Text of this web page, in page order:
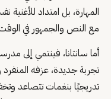
المهارة، بل امتداد
مع النص والجمهور في
أما سانتانا، فينتمي إلى
تجربة جديدة، عزفه المنفرد
تدريجيًا بنغمات تتصاعد